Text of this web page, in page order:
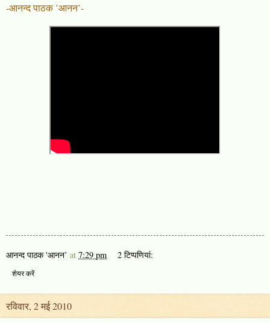
-आनन्द पाठक ’आनन’-
आनन्द पाठक 'आनन’ at 7:29 pm 2 टिप्‍पणियां:
शेयर करें
रविवार, 2 मई 2010